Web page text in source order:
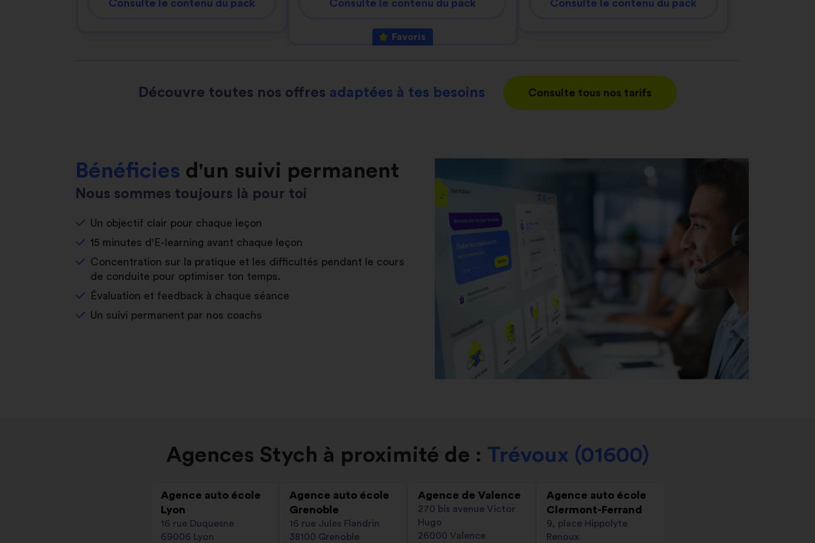
Consulte le contenu du pack Consulte le contenu du pack
Favoris
Consulte le contenu du pack
Découvre toutes nos offres adaptées à tes besoins Consulte tous nos tarifs
Bénéficies d'un suivi permanent
Nous sommes toujours là pour toi
Un objectif clair pour chaque leçon
15 minutes d'E-learning avant chaque leçon
Concentration sur la pratique et les difficultés pendant le cours
de conduite pour optimiser ton temps.
Évaluation et feedback à chaque séance
Un suivi permanent par nos coachs
Agences Stych à proximité de : Trévoux (01600)
Agence auto école
Lyon
16 rue Duquesne
69006 Lyon
Agence auto école
Grenoble
16 rue Jules Flandrin
38100 Grenoble
Agence de Valence
270 bis avenue Victor
Hugo
26000 Valence
Agence auto école
Clermont-Ferrand
9, place Hippolyte
Renoux